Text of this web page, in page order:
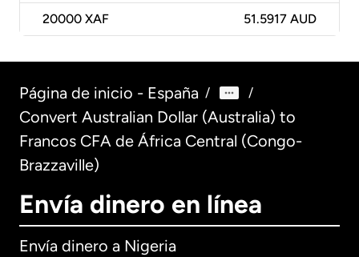
20000 XAF 51.5917 AUD
Página de inicio - España / /
Convert Australian Dollar (Australia) to
Francos CFA de África Central (Congo-
Brazzaville)
Envía dinero en línea
Envía dinero a Nigeria